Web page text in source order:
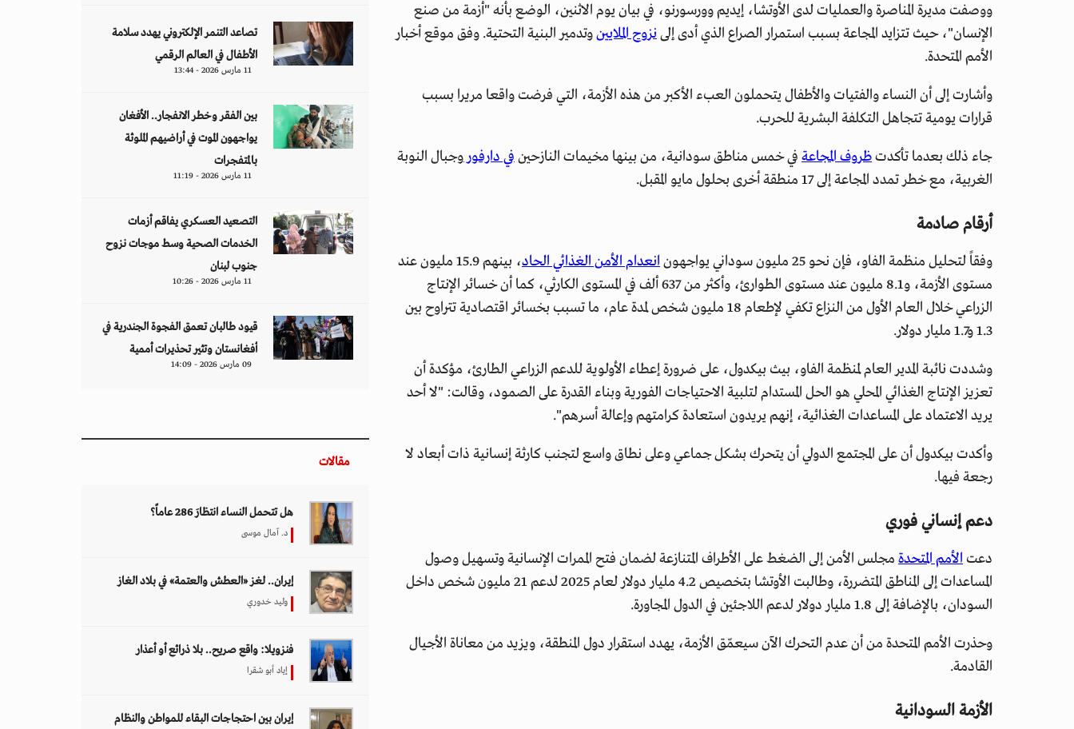
ووصفت مديرة المناصرة والعمليات لدى الأوتشا، إيديم وورسورنو، في بيان يوم الاثنين، الوضع بأنه "أزمة من صنع
الإنسان"، حيث تتزايد المجاعة بسبب استمرار الصراع الذي أدى إلىنزوح الملايينوتدمير البنية التحتية. وفق موقع أخبار
الأمم المتحدة.
وأشارت إلى أن النساء والفتيات والأطفال يتحملون العبء الأكبر من هذه الأزمة، التي فرضت واقعا مريرا بسبب
قرارات يومية تتجاهل التكلفة البشرية للحرب.
جاء ذلك بعدما تأكدتظروف المجاعة في خمس مناطق سودانية، من بينها مخيمات النازحينفي دارفوروجبال النوبة
الغربية، مع خطر تمدد المجاعة إلى 17 منطقة أخرى بحلول مايو المقبل.
أرقام صادمة
وفقاً لتحليل منظمة الفاو، فإن نحو 25 مليون سوداني يواجهون انعدام الأمن الغذائي الحاد
، بينهم 15.9 مليون عند
مستوى الأزمة، و8.1 مليون عند مستوى الطوارئ، وأكثر من 637 ألف في المستوى الكارثي، كما أن خسائر الإنتاج
الزراعي خلال العام الأول من النزاع تكفي لإطعام 18 مليون شخص لمدة عام، ما تسبب بخسائر اقتصادية تتراوح بين
1.3 و1.7 مليار دولار.
وشددت نائبة المدير العام لمنظمة الفاو، بيث بيكدول، على ضرورة إعطاء الأولوية للدعم الزراعي الطارئ، مؤكدة أن
تعزيز الإنتاج الغذائي المحلي هو الحل المستدام لتلبية الاحتياجات الفورية وبناء القدرة على الصمود، وقالت: "لا أحد
يريد الاعتماد على المساعدات الغذائية، إنهم يريدون استعادة كرامتهم وإعالة أسرهم".
وأكدت بيكدول أن على المجتمع الدولي أن يتحرك بشكل جماعي وعلى نطاق واسع لتجنب كارثة إنسانية ذات أبعاد لا
رجعة فيها.
دعم إنساني فوري
دعتالأمم المتحدة مجلس الأمن إلى الضغط على الأطراف المتنازعة لضمان فتح الممرات الإنسانية وتسهيل وصول
المساعدات إلى المناطق المتضررة، وطالبت الأوتشا بتخصيص 4.2 مليار دولار لعام 2025 لدعم 21 مليون شخص داخل
السودان، بالإضافة إلى 1.8 مليار دولار لدعم اللاجئين في الدول المجاورة.
وحذرت الأمم المتحدة من أن عدم التحرك الآن سيعمّق الأزمة، يهدد استقرار دول المنطقة، ويزيد من معاناة الأجيال
القادمة.
الأزمة السودانية
تصاعد التنمر الإلكتروني يهدد سلامة
الأطفال في العالم الرقمي
11 مارس 2026 - 13:44
بين الفقر وخطر الانفجار.. الأفغان
يواجهون الموت في أراضيهم الملوثة
بالمتفجرات
11 مارس 2026 - 11:19
التصعيد العسكري يفاقم أزمات
الخدمات الصحية وسط موجات نزوح
جنوب لبنان
11 مارس 2026 - 10:26
قيود طالبان تعمق الفجوة الجندرية في
أفغانستان وتثير تحذيرات أممية
09 مارس 2026 - 14:09
مقالات
هل تتحمل النساء انتظارَ 286 عاماً؟
د. آمال موسى
إيران.. لغز «العطش والعتمة» في بلاد الغاز
وليد خدوري
فنزويلا: واقع صريح.. بلا ذرائع أو أعذار
إياد أبو شقرا
إيران بين احتجاجات البقاء للمواطن والنظام